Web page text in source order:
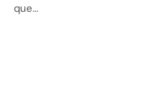
que…